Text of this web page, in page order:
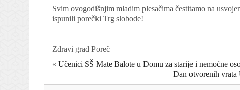
Svim ovogodišnjim mladim plesačima čestitamo na
ispunili porečki Trg slobode!
Zdravi grad Poreč
« Učenici SŠ Mate Balote u Domu za starije i nemoćne
Dan otvorenih vrata